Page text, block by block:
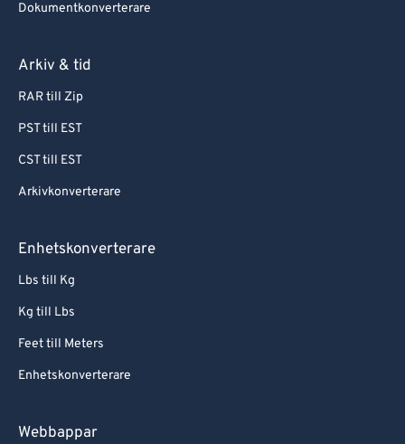
Dokumentkonverterare
Arkiv & tid
RAR till Zip
PST till EST
CST till EST
Arkivkonverterare
Enhetskonverterare
Lbs till Kg
Kg till Lbs
Feet till Meters
Enhetskonverterare
Webbappar